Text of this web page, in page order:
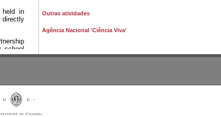
Outras atividades
Agência Nacional 'Ciência Viva'